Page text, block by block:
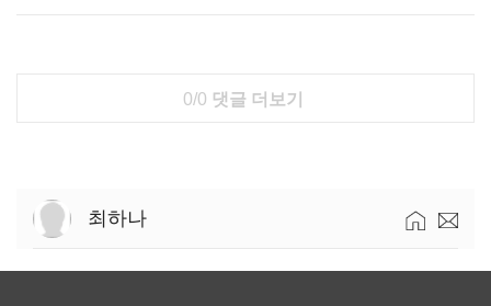
0/0 댓글 더보기
최하나